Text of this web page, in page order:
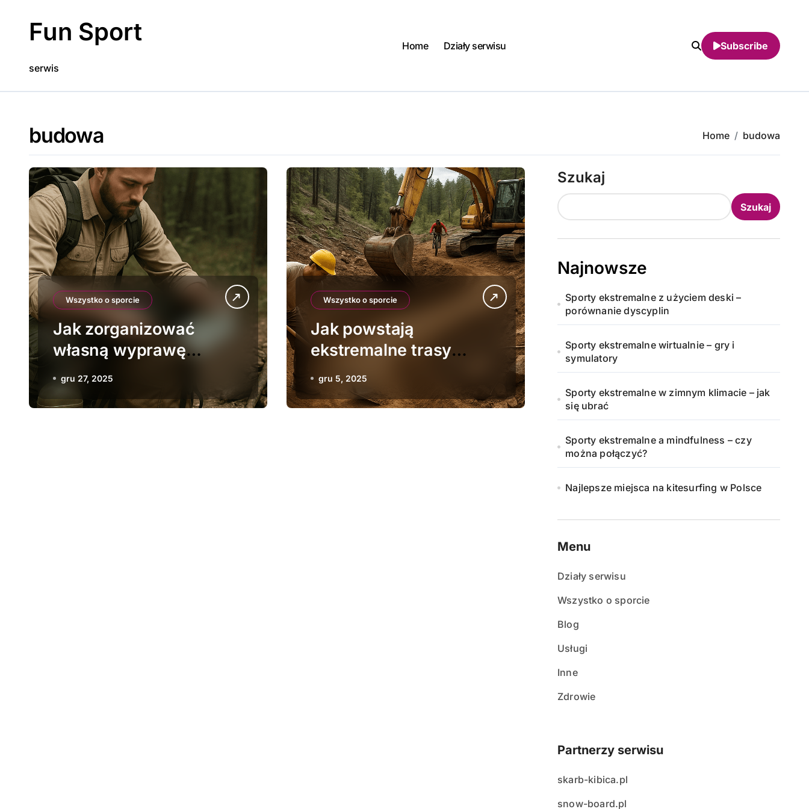
contentFun Sport
serwis
Home Działy serwisu Subscribe
budowa Home budowa
Wszystko o sporcie
Jak zorganizować
własną wyprawę
survivalową
gru 27, 2025
Wszystko o sporcie
Jak powstają
ekstremalne trasy
rowerowe
gru 5, 2025
Szukaj
Szukaj
Najnowsze
Sporty ekstremalne z użyciem deski –
porównanie dyscyplin
Sporty ekstremalne wirtualnie – gry i
symulatory
Sporty ekstremalne w zimnym klimacie – jak
się ubrać
Sporty ekstremalne a mindfulness – czy
można połączyć?
Najlepsze miejsca na kitesurfing w Polsce
Menu
Działy serwisu
Wszystko o sporcie
Blog
Usługi
Inne
Zdrowie
Partnerzy serwisu
skarb-kibica.pl
snow-board.pl